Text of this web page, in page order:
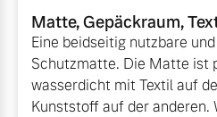
Matte, Gepäckraum,
Eine beidseitig nutzbare
Schutzmatte. Die Matte ist
wasserdicht mit Textil auf
Kunststoff auf der anderen.